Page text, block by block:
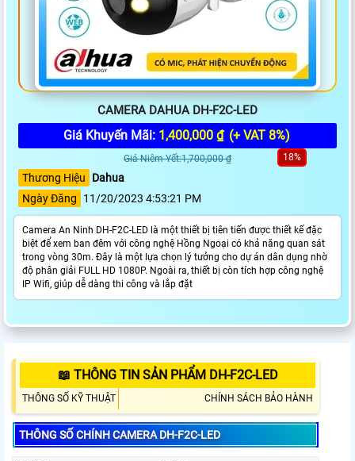
CAMERA DAHUA DH-F2C-LED
Giá Khuyến Mãi: 1,400,000 ₫ (+ VAT 8%)
Giá Niêm Yết:1,700,000 ₫ 18%
Thương Hiệu
Dahua
Ngày Đăng
11/20/2023 4:53:21 PM
Camera An Ninh DH-F2C-LED là một thiết bị tiên tiến được thiết kế đặc
biệt để xem ban đêm với công nghệ Hồng Ngoại có khả năng quan sát
trong vòng 30m. Đây là một lựa chọn lý tưởng cho dự án dân dụng nhờ
độ phân giải FULL HD 1080P. Ngoài ra, thiết bị còn tích hợp công nghệ
IP Wifi, giúp dễ dàng thi công và lắp đặt
📖 THÔNG TIN SẢN PHẨM DH-F2C-LED
THÔNG SỐ KỸ THUẬT CHÍNH SÁCH BẢO HÀNH
THÔNG SỐ CHÍNH CAMERA DH-F2C-LED